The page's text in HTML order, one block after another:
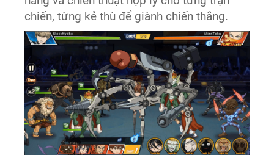
chiến, từng kẻ thù để giành chiến thắng.